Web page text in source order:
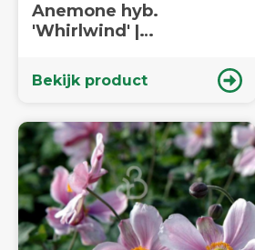
Anemone hyb.
'Whirlwind' |
plant
Bekijk product